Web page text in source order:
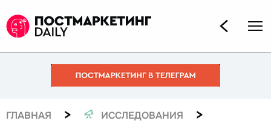
ГЛАВНАЯ > ИССЛЕДОВАНИЯ >